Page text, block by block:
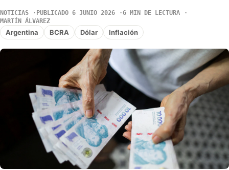
NOTICIAS PUBLICADO 6 JUNIO 2026
6 MIN DE LECTURA
MARTÍN ÁLVAREZ
Argentina BCRA Dólar Inflación